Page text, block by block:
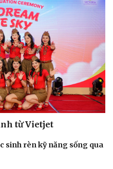
từ Vietjet
sinh rèn kỹ năng sống qua